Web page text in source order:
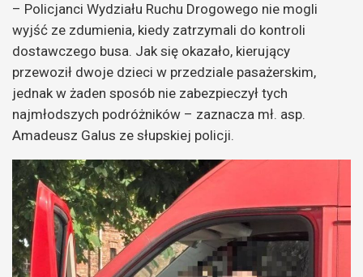
– Policjanci Wydziału Ruchu Drogowego nie mogli
wyjść ze zdumienia, kiedy zatrzymali do kontroli
dostawczego busa. Jak się okazało, kierujący
przewoził dwoje dzieci w przedziale pasażerskim,
jednak w żaden sposób nie zabezpieczył tych
najmłodszych podróżników – zaznacza mł. asp.
Amadeusz Galus ze słupskiej policji.